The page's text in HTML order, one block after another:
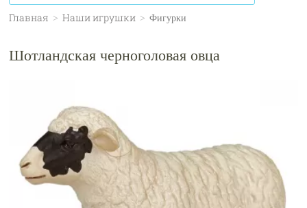
Главная > Наши игрушки > Фигурки
Шотландская черноголовая овца